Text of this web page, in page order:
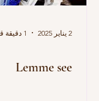
2 يناير 2025 1 دقيقة قراءة
Lemme see